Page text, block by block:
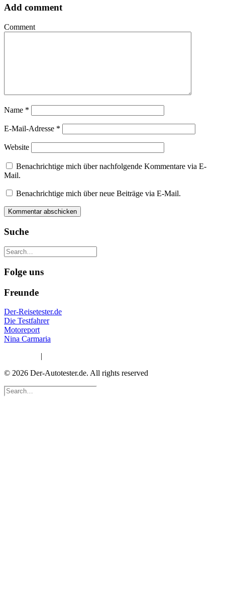
Add comment
Comment
Name *
E-Mail-Adresse *
Website
Benachrichtige mich über nachfolgende Kommentare via E-
Mail.
Benachrichtige mich über neue Beiträge via E-Mail.
Suche
Folge uns
Freunde
Der-Reisetester.de
Die Testfahrer
Motoreport
Nina Carmaria
|
© 2026 Der-Autotester.de. All rights reserved